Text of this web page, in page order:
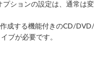
ションの設定は、通常
成する機能付きのCD/
ブが必要です。